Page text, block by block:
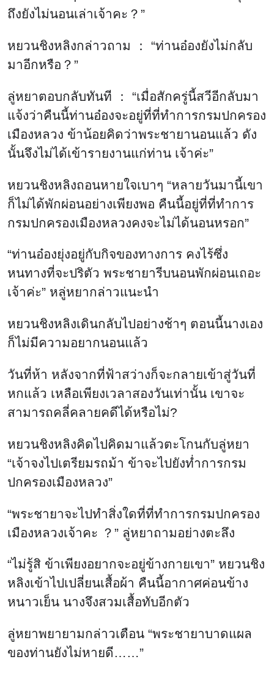
หยวนชิงหลิงกล่าวถาม ： “ท่านอ๋องยังไม่กลับ
มาอีกหรือ？”
ลู่หยาตอบกลับทันที ： “เมื่อสักครู่นี้สวีอีกลับมา
แจ้งว่าคืนนี้ท่านอ๋องจะอยู่ที่ที่ทำการกรมปกครอง
เมืองหลวง ข้าน้อยคิดว่าพระชายานอนแล้ว ดัง
นั้นจึงไม่ได้เข้ารายงานแก่ท่าน เจ้าค่ะ”
หยวนชิงหลิงถอนหายใจเบาๆ “หลายวันมานี้เขา
ก็ไม่ได้พักผ่อนอย่างเพียงพอ คืนนี้อยู่ที่ที่ทำการ
กรมปกครองเมืองหลวงคงจะไม่ได้นอนหรอก”
“ท่านอ๋องยุ่งอยู่กับกิจของทางการ คงไร้ซึ่ง
หนทางที่จะปริตัว พระชายารีบนอนพักผ่อนเถอะ
เจ้าค่ะ” หลู่หยากล่าวแนะนำ
หยวนชิงหลิงเดินกลับไปอย่างช้าๆ ตอนนี้นางเอง
ก็ไม่มีความอยากนอนแล้ว
วันที่ห้า หลังจากที่ฟ้าสว่างก็จะกลายเข้าสู่วันที่
หกแล้ว เหลือเพียงเวลาสองวันเท่านั้น เขาจะ
สามารถคลี่คลายคดีได้หรือไม่?
หยวนชิงหลิงคิดไปคิดมาแล้วตะโกนกับลู่หยา
“เจ้าจงไปเตรียมรถม้า ข้าจะไปยังท่ำการกรม
ปกครองเมืองหลวง”
“พระชายาจะไปทำสิ่งใดที่ที่ทำการกรมปกครอง
เมืองหลวงเจ้าคะ ？” ลู่หยาถามอย่างตะลึง
“ไม่รู้สิ ข้าเพียงอยากจะอยู่ข้างกายเขา” หยวนชิง
หลิงเข้าไปเปลี่ยนเสื้อผ้า คืนนี้อากาศค่อนข้าง
หนาวเย็น นางจึงสวมเสื้อทับอีกตัว
ลู่หยาพยายามกล่าวเตือน “พระชายาบาดแผล
ของท่านยังไม่หายดี……”